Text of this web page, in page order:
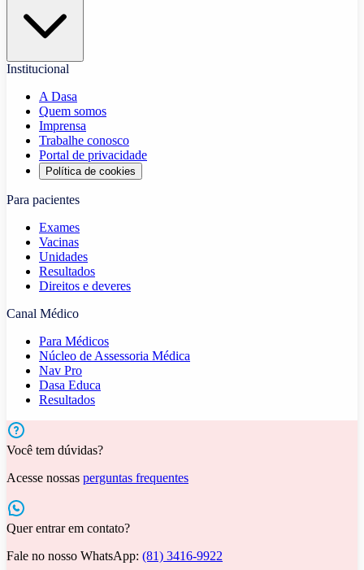
Institucional
A Dasa
Quem somos
Imprensa
Trabalhe conosco
Portal de privacidade
Política de cookies
Para pacientes
Exames
Vacinas
Unidades
Resultados
Direitos e deveres
Canal Médico
Para Médicos
Núcleo de Assessoria Médica
Nav Pro
Dasa Educa
Resultados
Você tem dúvidas?
Acesse nossas perguntas frequentes
Quer entrar em contato?
Fale no nosso WhatsApp: (81) 3416-9922